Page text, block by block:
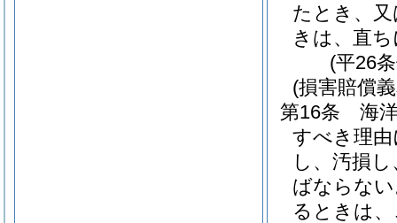
たとき、
きは、直
(平26
(損害賠償
第16条
海
すべき理
し、汚損
ばならな
るときは